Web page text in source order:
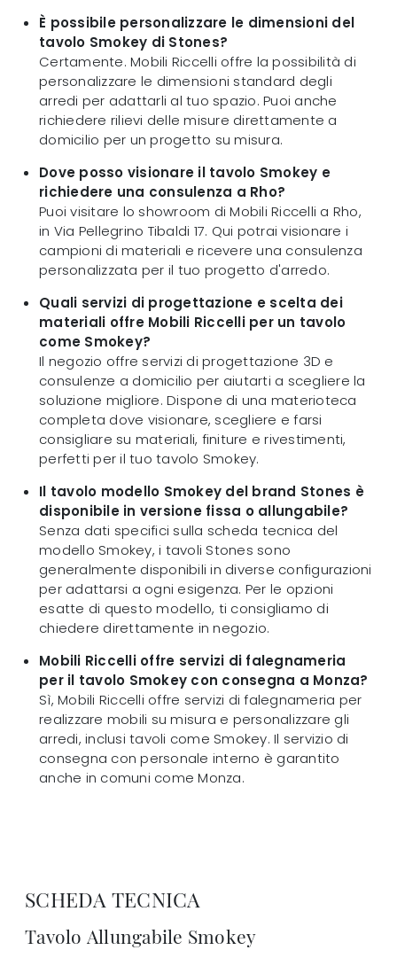
È possibile personalizzare le dimensioni del
tavolo Smokey di Stones?
Certamente. Mobili Riccelli offre la possibilità di
personalizzare le dimensioni standard degli
arredi per adattarli al tuo spazio. Puoi anche
richiedere rilievi delle misure direttamente a
domicilio per un progetto su misura.
Dove posso visionare il tavolo Smokey e
richiedere una consulenza a Rho?
Puoi visitare lo showroom di Mobili Riccelli a Rho,
in Via Pellegrino Tibaldi 17. Qui potrai visionare i
campioni di materiali e ricevere una consulenza
personalizzata per il tuo progetto d'arredo.
Quali servizi di progettazione e scelta dei
materiali offre Mobili Riccelli per un tavolo
come Smokey?
Il negozio offre servizi di progettazione 3D e
consulenze a domicilio per aiutarti a scegliere la
soluzione migliore. Dispone di una materioteca
completa dove visionare, scegliere e farsi
consigliare su materiali, finiture e rivestimenti,
perfetti per il tuo tavolo Smokey.
Il tavolo modello Smokey del brand Stones è
disponibile in versione fissa o allungabile?
Senza dati specifici sulla scheda tecnica del
modello Smokey, i tavoli Stones sono
generalmente disponibili in diverse configurazioni
per adattarsi a ogni esigenza. Per le opzioni
esatte di questo modello, ti consigliamo di
chiedere direttamente in negozio.
Mobili Riccelli offre servizi di falegnameria
per il tavolo Smokey con consegna a Monza?
Sì, Mobili Riccelli offre servizi di falegnameria per
realizzare mobili su misura e personalizzare gli
arredi, inclusi tavoli come Smokey. Il servizio di
consegna con personale interno è garantito
anche in comuni come Monza.
SCHEDA TECNICA
Tavolo Allungabile Smokey